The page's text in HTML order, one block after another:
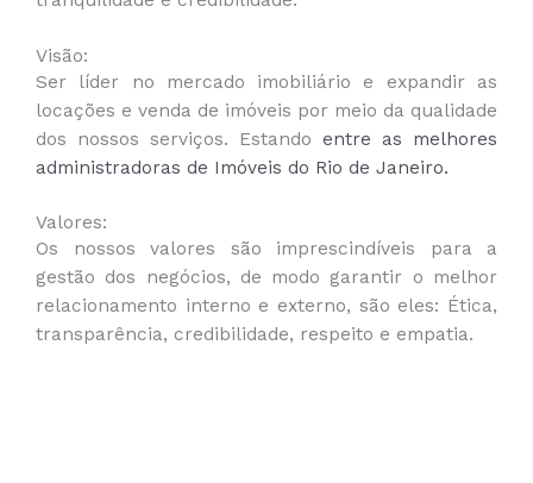
Visão:
Ser líder no mercado imobiliário e expandir as
locações e venda de imóveis por meio da qualidade
dos nossos serviços. Estando entre as melhores
administradoras de Imóveis do Rio de Janeiro.
Valores:
Os nossos valores são imprescindíveis para a
gestão dos negócios, de modo garantir o melhor
relacionamento interno e externo, são eles: Ética,
transparência, credibilidade, respeito e empatia.